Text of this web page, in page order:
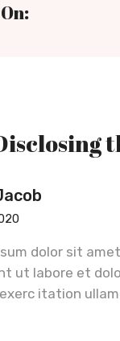
dolor sit
ut labore et
itation